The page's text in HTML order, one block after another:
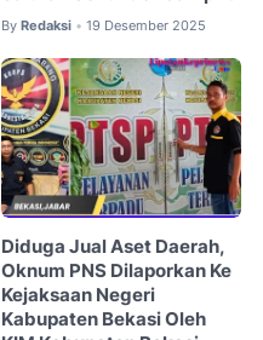
By Redaksi • 19 Desember 2025
Diduga Jual Aset Daerah,
Oknum PNS Dilaporkan Ke
Kejaksaan Negeri
Kabupaten Bekasi Oleh